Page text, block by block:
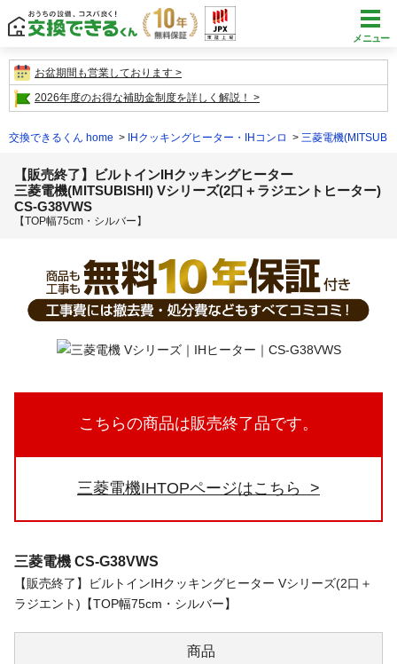
メニュー
お盆期間も営業しております
2026年度のお得な補助金制度を詳しく解説！
交換できるくん home IHクッキングヒーター・IHコンロ 三菱電機
【販売終了】ビルトインIHクッキングヒーター
三菱電機(MITSUBISHI) Vシリーズ(2口＋ラジエントヒーター)
CS-G38VWS
【TOP幅75cm・シルバー】
こちらの商品は販売終了品です。
三菱電機IHTOPページはこちら
三菱電機 CS-G38VWS
【販売終了】ビルトインIHクッキングヒーター Vシリーズ(2口＋
ラジエント)【TOP幅75cm・シルバー】
商品